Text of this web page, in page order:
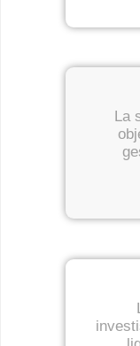
La